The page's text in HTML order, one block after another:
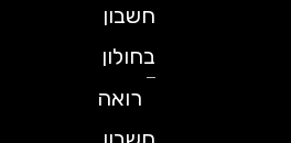
חשבון
בחולון
רואה